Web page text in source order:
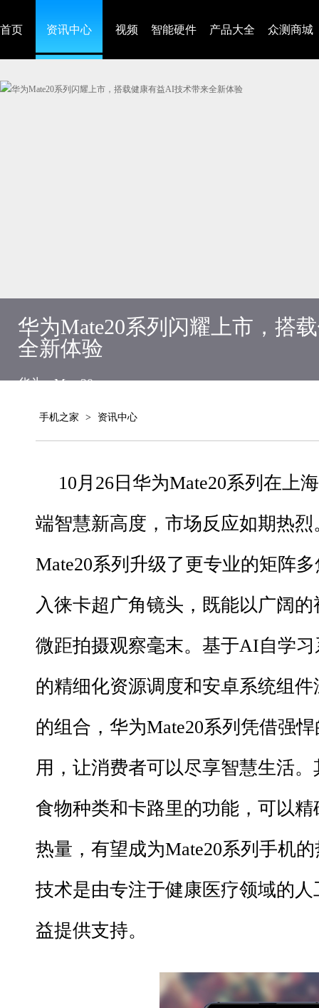
首页 资讯中心 视频 智能硬件 产品大全 众测商城
华为Mate20系列闪耀上市，搭
全新体验
华为 Mate20
手机之家 > 资讯中心
10月26日华为Mate20系列在上
端智慧新高度，市场反应如期热
Mate20系列升级了更专业的矩阵
入徕卡超广角镜头，既能以广阔
微距拍摄观察毫末。基于AI自学
的精细化资源调度和安卓系统组
的组合，华为Mate20系列凭借强
用，让消费者可以尽享智慧生活
食物种类和卡路里的功能，可以
热量，有望成为Mate20系列手机
技术是由专注于健康医疗领域的
益提供支持。